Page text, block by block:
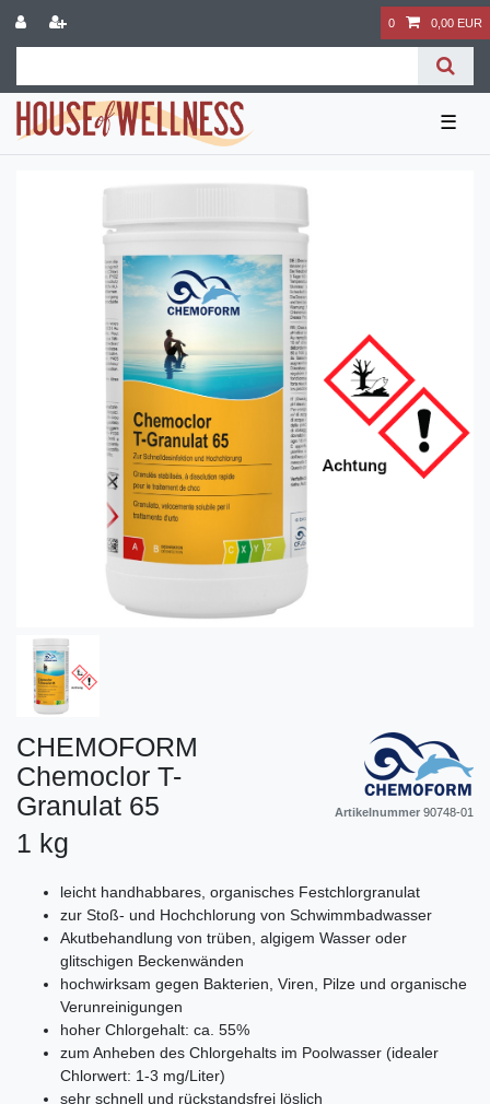
0 0,00 EUR
☰
CHEMOFORM
Chemoclor T-
Granulat 65
1 kg
Artikelnummer 90748-01
leicht handhabbares, organisches Festchlorgranulat
zur Stoß- und Hochchlorung von Schwimmbadwasser
Akutbehandlung von trüben, algigem Wasser oder
glitschigen Beckenwänden
hochwirksam gegen Bakterien, Viren, Pilze und organische
Verunreinigungen
hoher Chlorgehalt: ca. 55%
zum Anheben des Chlorgehalts im Poolwasser (idealer
Chlorwert: 1-3 mg/Liter)
sehr schnell und rückstandsfrei löslich